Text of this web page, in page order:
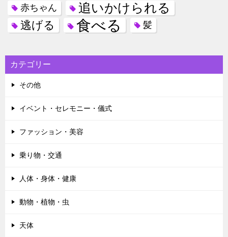
赤ちゃん 追いかけられる
逃げる 食べる 髪
カテゴリー
その他
イベント・セレモニー・儀式
ファッション・美容
乗り物・交通
人体・身体・健康
動物・植物・虫
天体